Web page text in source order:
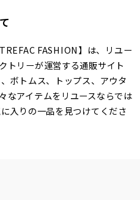
FASHION】は、リユー
トリーが運営する通販サイト
ボトムス、トップス、アウタ
なアイテムをリユースならでは
入りの一品を見つけてくださ